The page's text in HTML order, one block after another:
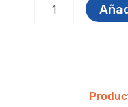
PLASTICA